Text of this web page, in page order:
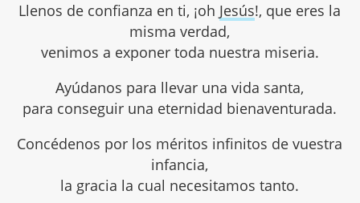
Llenos de confianza en ti, ¡oh Jesús!, que eres la
misma verdad,
venimos a exponer toda nuestra miseria.
Ayúdanos para llevar una vida santa,
para conseguir una eternidad bienaventurada.
Concédenos por los méritos infinitos de vuestra
infancia,
la gracia la cual necesitamos tanto.